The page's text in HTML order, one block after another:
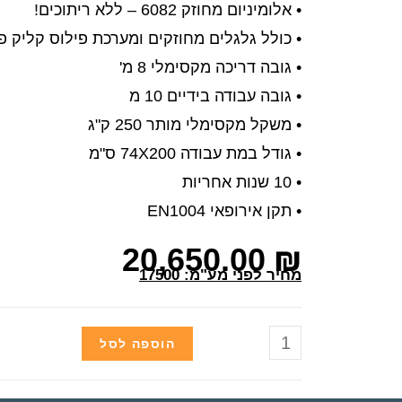
• אלומיניום מחוזק 6082 – ללא ריתוכים!
• כולל גלגלים מחוזקים ומערכת פילוס קליק
• גובה דריכה מקסימלי 8 מ'
• גובה עבודה בידיים 10 מ
• משקל מקסימלי מותר 250 ק"ג
• גודל במת עבודה 74X200 ס"מ
• 10 שנות אחריות
• תקן אירופאי EN1004
20,650.00₪
מחיר לפני מע"מ: 17500
הוספה לסל